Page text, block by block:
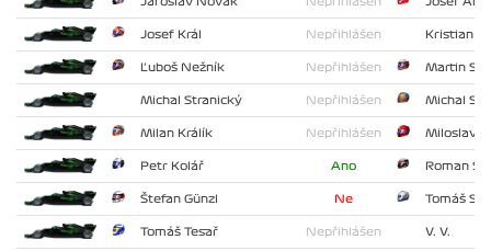
Josef Král Nepřihlášen Kristian
Ľuboš Nežník Nepřihlášen Martin
Michal Stranický Nepřihlášen Michal
Milan Králík Nepřihlášen Miloslav
Petr Kolář Ano Roman
Štefan Günzl Ne Tomáš
Tomáš Tesař Nepřihlášen V. V.